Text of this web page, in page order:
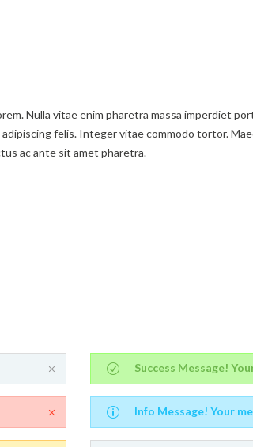
Nulla vitae enim pharetra massa imperdiet
felis. Integer vitae commodo tortor.
ac ante sit amet pharetra.
Success Message!
Info Message! Your